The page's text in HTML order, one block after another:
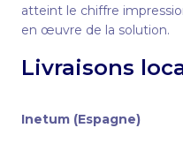
atteint le chiffre
en œuvre de la solution.
Livraisons
Inetum (Espagne)